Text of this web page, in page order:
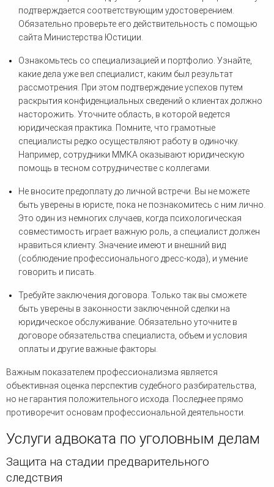
подтверждается соответствующим удостоверением.
Обязательно проверьте его действительность с помощью
сайта Министерства Юстиции.
Ознакомьтесь со специализацией и портфолио. Узнайте,
какие дела уже вел специалист, каким был результат
рассмотрения. При этом подтверждение успехов путем
раскрытия конфиденциальных сведений о клиентах должно
насторожить. Уточните область, в которой ведется
юридическая практика. Помните, что грамотные
специалисты редко осуществляют работу в одиночку.
Например, сотрудники ММКА оказывают юридическую
помощь в тесном сотрудничестве с коллегами.
Не вносите предоплату до личной встречи. Вы не можете
быть уверены в юристе, пока не познакомитесь с ним лично.
Это один из немногих случаев, когда психологическая
совместимость играет важную роль, а специалист должен
нравиться клиенту. Значение имеют и внешний вид
(соблюдение профессионального дресс-кода), и умение
говорить и писать.
Требуйте заключения договора. Только так вы сможете
быть уверены в законности заключенной сделки на
юридическое обслуживание. Обязательно уточните в
договоре обязательства специалиста, объем и условия
оплаты и другие важные факторы.
Важным показателем профессионализма является
объективная оценка перспектив судебного разбирательства,
но не гарантия положительного исхода. Последнее прямо
противоречит основам профессиональной деятельности.
Услуги адвоката по уголовным делам
Защита на стадии предварительного
следствия